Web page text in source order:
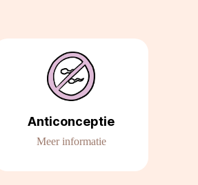
Anticonceptie
Meer informatie